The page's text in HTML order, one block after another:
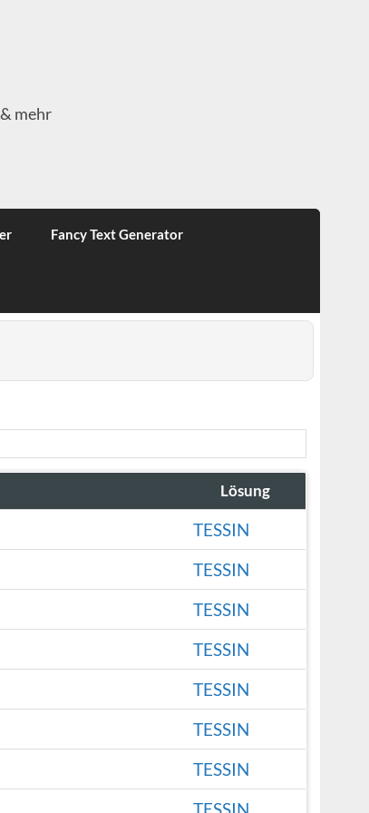
mehr
Fancy Text Generator
Lösung
TESSIN
TESSIN
TESSIN
TESSIN
TESSIN
TESSIN
TESSIN
TESSIN